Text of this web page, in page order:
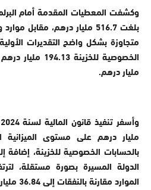
وكشفت المعطيات المقدمة أمام
متجاوزة بشكل واضح التقديرات
مليار درهم.
الدولة المسيرة بصورة مستقلة،
الموارد مقارنة بالنفقات إلى 36.84 مليار درهم